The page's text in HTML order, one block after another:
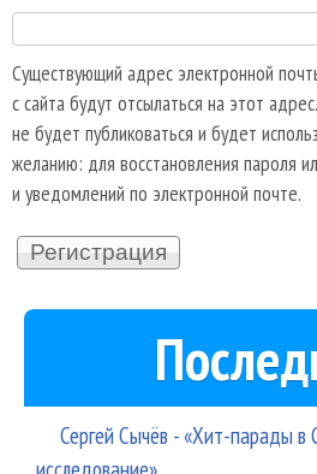
Существующий адрес электронной
с сайта будут отсылаться на этот
не будет публиковаться и будет
желанию: для восстановления пароля
и уведомлений по электронной почте.
Сергей Сычёв - «Хит-парады в